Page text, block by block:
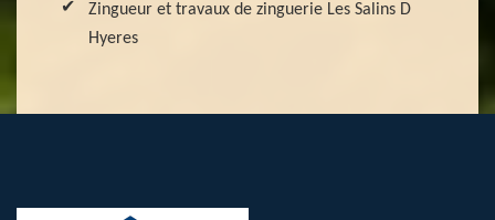
Zingueur et travaux de zinguerie Les Salins D
Hyeres